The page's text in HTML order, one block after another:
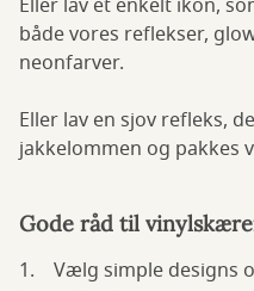
Eller lav et enkelt ikon,
både vores reflekser,
neonfarver.
Eller lav en sjov refleks,
jakkelommen og pakkes
Gode råd til
1. Vælg simple designs